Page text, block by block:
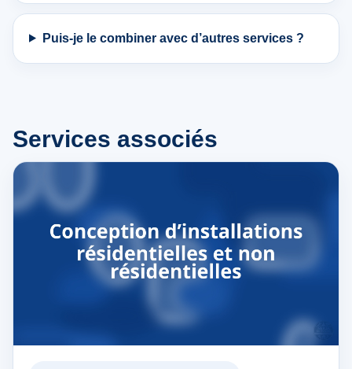
Puis-je le combiner avec d’autres services ?
Services associés